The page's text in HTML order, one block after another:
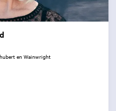
en Wainwright